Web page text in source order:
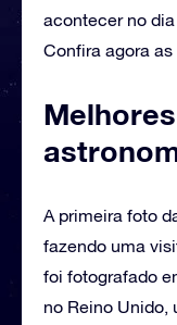
acontecer no
Confira agora
A primeira foto
fazendo uma
foi fotografado
no Reino Unido,